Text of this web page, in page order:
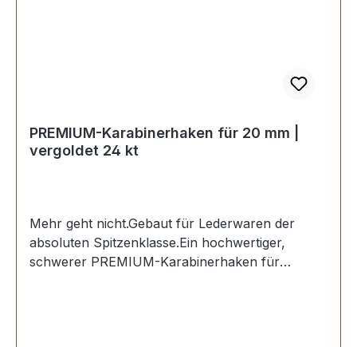
PREMIUM-Karabinerhaken für 20 mm |
vergoldet 24 kt
Mehr geht nicht.Gebaut für Lederwaren der
absoluten Spitzenklasse.Ein hochwertiger,
schwerer PREMIUM-Karabinerhaken für